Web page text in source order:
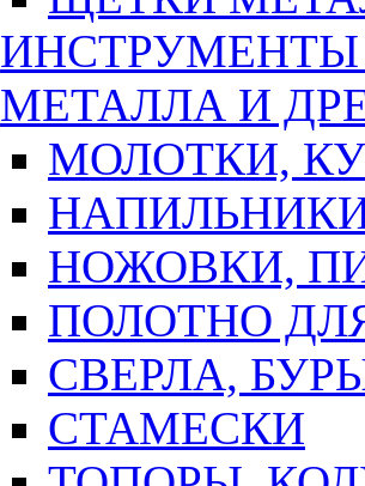
ИНСТРУМЕНТЫ
МЕТАЛЛА И
МОЛОТКИ,
НОЖОВКИ,
ПОЛОТНО
СВЕРЛА,
СТАМЕСКИ